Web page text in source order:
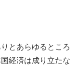
とあらゆるところ
経済は成り立たな